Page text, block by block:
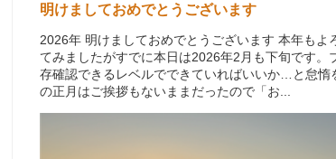
明けましておめでとうございます
2026年 明けましておめでとうございます 本年
てみましたがすでに本日は2026年2月も下旬です。
存確認できるレベルでできていればいいか…と怠惰
の正月はご挨拶もないままだったので「お...